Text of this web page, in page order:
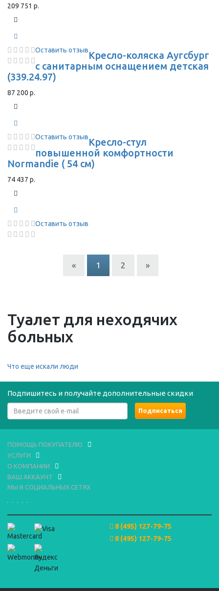
209 751 р.
Оставить отзывКресло-коляска Аугсбург
с санитарным оснащением детская
(339.24.97)
87 200 р.
Оставить отзывКресло-стул
повышенной комфортности
Normandie ( 54 см)
74 437 р.
Оставить отзыв
« 1 2 »
Туалет для неходячих
больных
Что еще искали люди
Подпишитесь и получайте дополнительные скидки
ПОМОЩЬ ПОКУПАТЕЛЮ
УСЛУГИ
О КОМПАНИИ
ВАШ АККАУНТ
МЫ В СОЦИАЛЬНЫХ СЕТЯХ
8 (495) 127-79-75
8 (495) 127-79-75